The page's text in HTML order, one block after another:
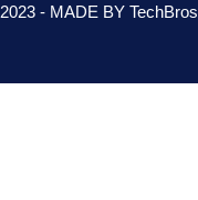
2023 - MADE BY TechBros